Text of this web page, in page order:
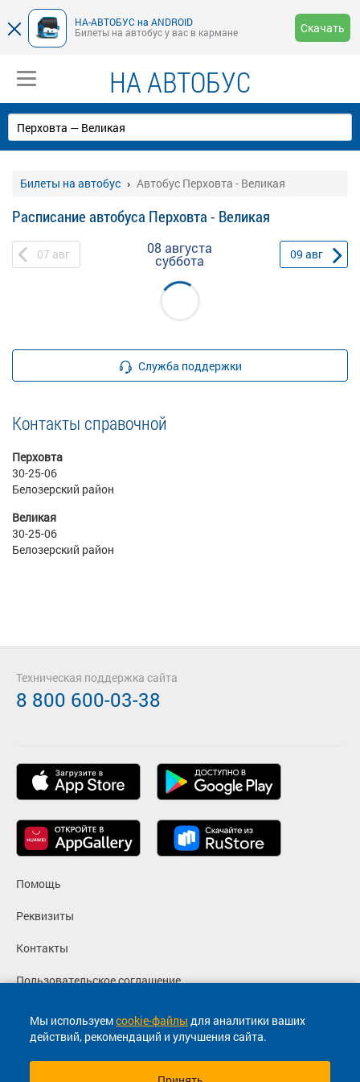
НА-АВТОБУС на ANDROID
Билеты на автобус у вас в кармане
Скачать
НА АВТОБУС
Билеты на автобус Автобус Перховта - Великая
Расписание автобуса Перховта - Великая
07 авг 08 августа
суббота 09 авг
Служба поддержки
Контакты справочной
Перховта
30-25-06
Белозерский район
Великая
30-25-06
Белозерский район
Мы используемcookie-файлы для аналитики ваших
действий, рекомендаций и улучшения сайта.
Помощь
Реквизиты
Контакты
Пользовательское соглашение
Политика конфиденциальности
Согласие на маркетинговые сообщения
Техническая поддержка сайта
8 800 600-03-38